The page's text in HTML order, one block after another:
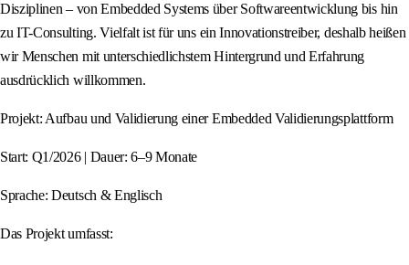
Disziplinen – von Embedded Systems über Softwareentwicklung bis hin
zu IT-Consulting. Vielfalt ist für uns ein Innovationstreiber, deshalb heißen
wir Menschen mit unterschiedlichstem Hintergrund und Erfahrung
ausdrücklich willkommen.
Projekt: Aufbau und Validierung einer Embedded Validierungsplattform
Start: Q1/2026 | Dauer: 6–9 Monate
Sprache: Deutsch & Englisch
Das Projekt umfasst: